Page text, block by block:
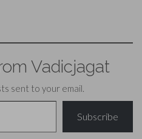
Vadicjagat
sent to your email.
Subscribe